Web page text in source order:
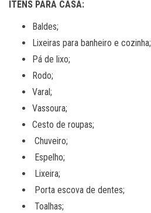
ITENS PARA CASA:
Baldes;
Lixeiras para banheiro e cozinha;
Pá de lixo;
Rodo;
Varal;
Vassoura;
Cesto de roupas;
Chuveiro;
Espelho;
Lixeira;
Porta escova de dentes;
Toalhas;